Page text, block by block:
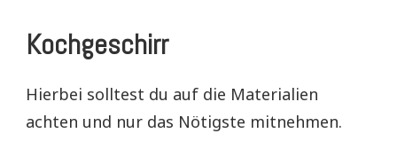
Kochgeschirr
Hierbei solltest du auf die Materialien
achten und nur das Nötigste mitnehmen.